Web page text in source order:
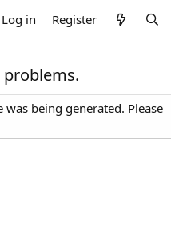
Log in Register
problems.
being generated. Please